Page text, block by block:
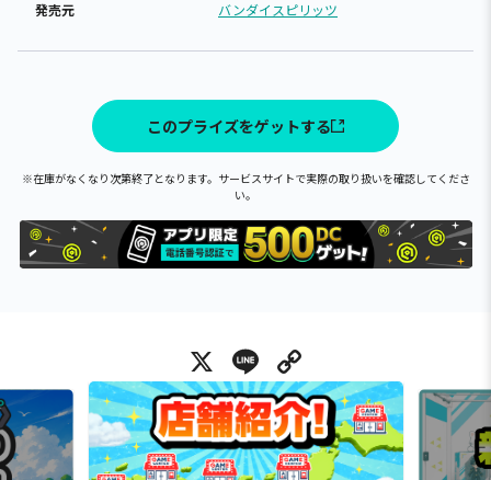
発売元 バンダイスピリッツ
このプライズをゲットする
※在庫がなくなり次第終了となります。サービスサイトで実際の取り扱いを確認してくださ
い。
X Line